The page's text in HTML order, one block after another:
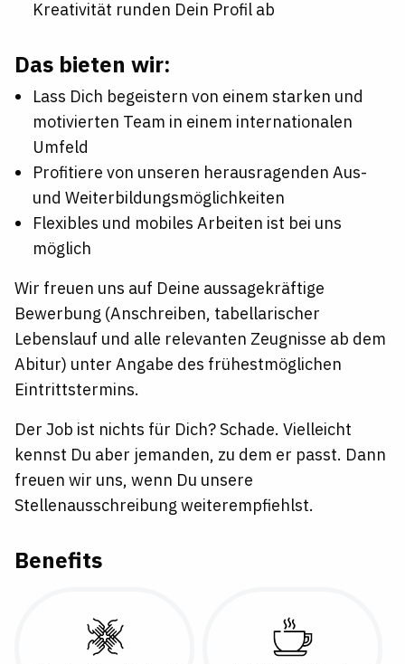
Kreativität runden Dein Profil ab
Das bieten wir:
Lass Dich begeistern von einem starken und
motivierten Team in einem internationalen
Umfeld
Profitiere von unseren herausragenden Aus-
und Weiterbildungsmöglichkeiten
Flexibles und mobiles Arbeiten ist bei uns
möglich
Wir freuen uns auf Deine aussagekräftige
Bewerbung (Anschreiben, tabellarischer
Lebenslauf und alle relevanten Zeugnisse ab dem
Abitur) unter Angabe des frühestmöglichen
Eintrittstermins.
Der Job ist nichts für Dich? Schade. Vielleicht
kennst Du aber jemanden, zu dem er passt. Dann
freuen wir uns, wenn Du unsere
Stellenausschreibung weiterempfiehlst.
Benefits